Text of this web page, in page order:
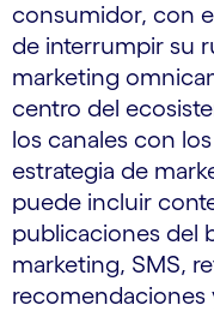
consumidor, con
de interrumpir su
marketing
centro del
los canales con
estrategia de
puede incluir
publicaciones del
marketing, SMS,
recomendaciones